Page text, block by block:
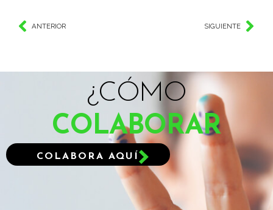
ANTERIOR SIGUIENTE
¿CÓMO
COLABORAR
COLABORA AQUÍ